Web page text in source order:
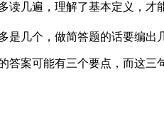
几遍，理解了基本定义，才
几个，做简答题的话要编出
案可能有三个要点，而这